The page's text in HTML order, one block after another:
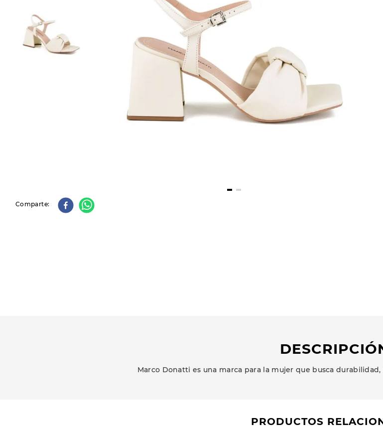
Comparte
Marco Donatti es una marca para la mujer que busca
PRODUCTOS
10. botas dama